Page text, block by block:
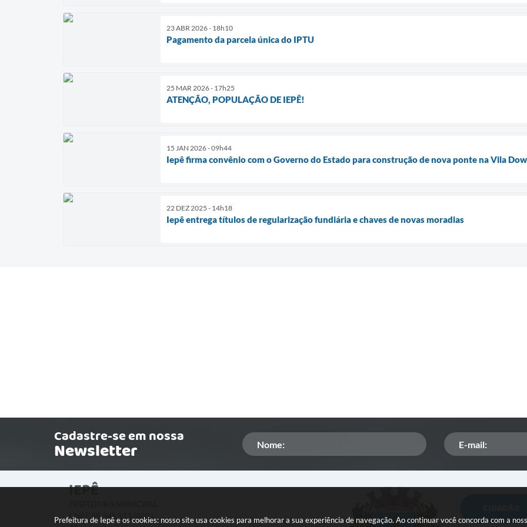
Prefeitura de Iepê e os cookies: nosso site usa cookies para melhorar a sua experiência de navegação. Ao continuar você concorda com a
23 ABR 2026 - 18h10
Pagamento da parcela única do IPTU
25 MAR 2026 - 17h25
ATENÇÃO, POPULAÇÃO DE IEPÊ!
15 JAN 2026 - 09h44
Iepê firma convênio com o Governo do Estado para construção de nova ponte na Vila
22 DEZ 2025 - 14h18
Iepê entrega títulos de regularização fundiária e chaves de novas moradias
Cadastre-se em nossa
Newsletter
IEPÊ
CNPJ: 49.345.911/0001-